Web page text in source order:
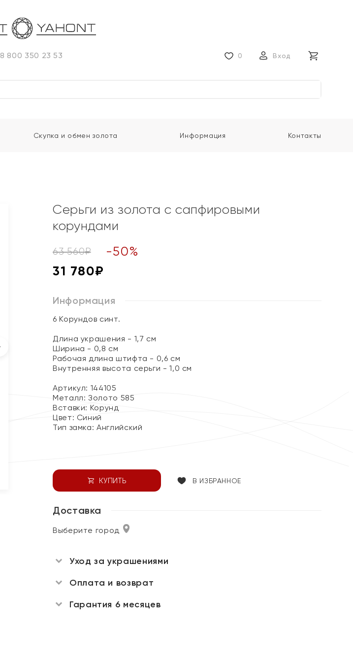
8 800 350 23 53 0 Вход
Скупка и обмен золота Информация Контакты
Серьги из золота с сапфировыми
корундами
63 560₽ -50%
31 780₽
Информация
6 Корундов синт.
Длина украшения - 1,7 см
Ширина - 0,8 см
Рабочая длина штифта - 0,6 см
Внутренняя высота серьги - 1,0 см
Артикул: 144105
Металл:Золото 585
Вставки: Корунд
Цвет: Синий
Тип замка:Английский
КУПИТЬ В ИЗБРАННОЕ
Доставка
Выберите город
Уход за украшениями
Оплата и возврат
Гарантия 6 месяцев